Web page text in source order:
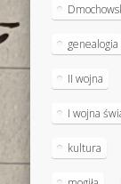
genealogia
II wojna
I wojna
kultura